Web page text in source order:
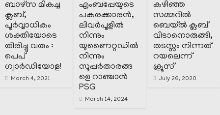
ബാഴ്സ മികച്ച
ക്ലബ്,
പൂർവ്വാധികം
ശക്തിയോടെ
തിരിച്ചു വരും :
പെപ്
ഗ്വാർഡിയോള!
March 4, 2021
എംബപ്പേയുടെ
പകരക്കാരൻ,
ലിവർപൂളിൽ
നിന്നും
യുണൈറ്റഡിൽ
നിന്നും
സൂപ്പർതാരങ്ങ
ളെ റാഞ്ചാൻ
PSG
March 14, 2024
കഴിഞ്ഞ
സമ്മറിൽ
ബെയ്ൽ ക്ലബ്‌
വിടാനൊരുങ്ങി,
തടസ്സം നിന്നത്
റയലെന്ന്
ക്രൂസ്
July 26, 2020